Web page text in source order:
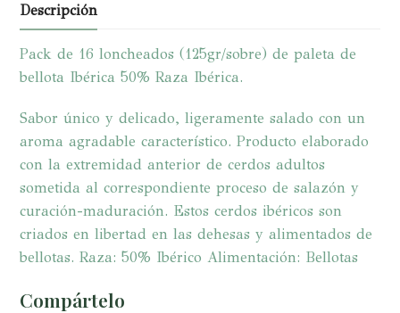
Descripción
Pack de 16 loncheados (125gr/sobre) de paleta de
bellota Ibérica 50% Raza Ibérica.
Sabor único y delicado, ligeramente salado con un
aroma agradable característico. Producto elaborado
con la extremidad anterior de cerdos adultos
sometida al correspondiente proceso de salazón y
curación-maduración. Estos cerdos ibéricos son
criados en libertad en las dehesas y alimentados de
bellotas. Raza: 50% Ibérico Alimentación: Bellotas
Compártelo